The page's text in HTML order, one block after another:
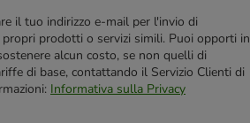
il tuo indirizzo e-mail per l'invio di
prodotti o servizi simili. Puoi opporti in
alcun costo, se non quelli di
di base, contattando il Servizio Clienti di
Informativa sulla Privacy